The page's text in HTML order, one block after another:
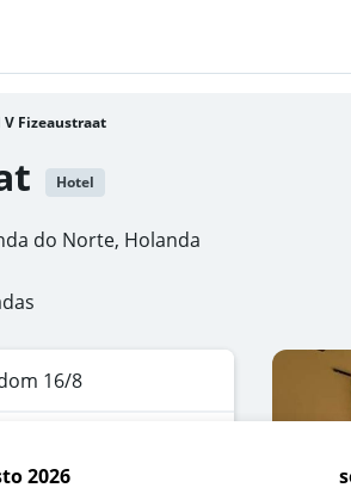
V Fizeaustraat
Hotel
do Norte, Holanda
16/8
2026